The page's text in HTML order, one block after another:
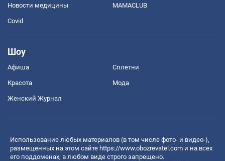
Новости медицины MAMACLUB
Covid
Шоу
Афиша Сплетни
Красота Мода
Женский Журнал
Использование любых материалов (в том числе фото- и видео-),
размещенных на этом сайте https://www.obozrevatel.com и на всех
его поддоменах, в любом виде строго запрещено.